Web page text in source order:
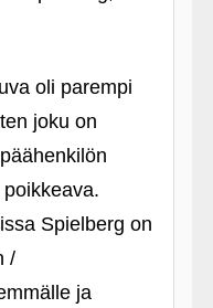
oli parempi
joku on
Spielberg on
/
ja